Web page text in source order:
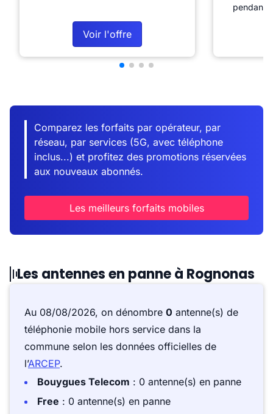
Voir l'offre
pendant
Comparez les forfaits par opérateur, par
réseau, par services (5G, avec téléphone
inclus...) et profitez des promotions réservées
aux nouveaux abonnés.
Les meilleurs forfaits mobiles
Les antennes en panne à Rognonas
Au 08/08/2026, on dénombre 0 antenne(s) de
téléphonie mobile hors service dans la
commune selon les données officielles de
l’ARCEP.
Bouygues Telecom : 0 antenne(s) en panne
Free : 0 antenne(s) en panne